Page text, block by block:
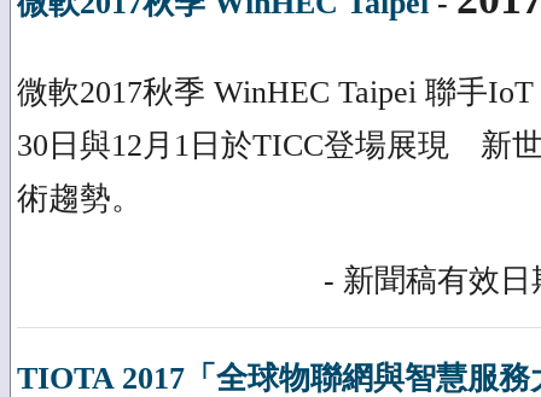
微軟2017秋季 WinHEC Taipei 聯手
30日與12月1日於TICC登場展現 新
術趨勢。
- 新聞稿有效日
TIOTA 2017「全球物聯網與智慧服務